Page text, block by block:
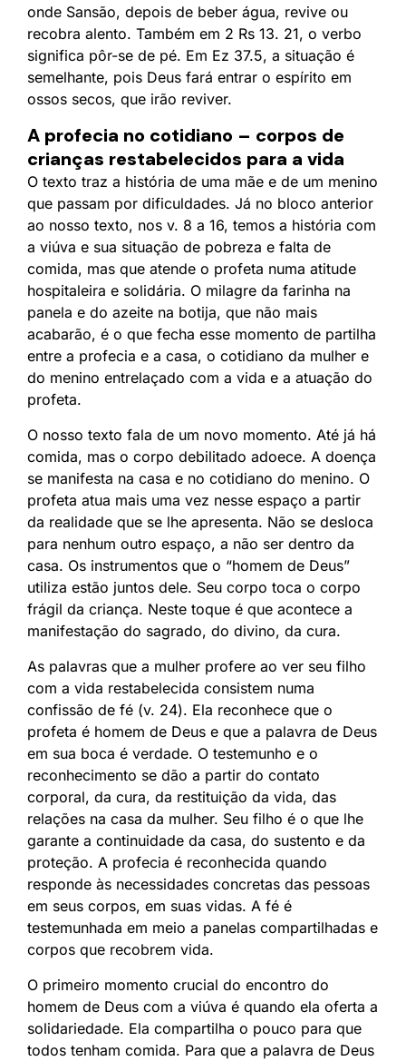
onde Sansão, depois de beber água, revive ou
recobra alento. Também em 2 Rs 13. 21, o verbo
significa pôr-se de pé. Em Ez 37.5, a situação é
semelhante, pois Deus fará entrar o espírito em
ossos secos, que irão reviver.
A profecia no cotidiano – corpos de
crianças restabelecidos para a vida
O texto traz a história de uma mãe e de um menino
que passam por dificuldades. Já no bloco anterior
ao nosso texto, nos v. 8 a 16, temos a história com
a viúva e sua situação de pobreza e falta de
comida, mas que atende o profeta numa atitude
hospitaleira e solidária. O milagre da farinha na
panela e do azeite na botija, que não mais
acabarão, é o que fecha esse momento de partilha
entre a profecia e a casa, o cotidiano da mulher e
do menino entrelaçado com a vida e a atuação do
profeta.
O nosso texto fala de um novo momento. Até já há
comida, mas o corpo debilitado adoece. A doença
se manifesta na casa e no cotidiano do menino. O
profeta atua mais uma vez nesse espaço a partir
da realidade que se lhe apresenta. Não se desloca
para nenhum outro espaço, a não ser dentro da
casa. Os instrumentos que o “homem de Deus”
utiliza estão juntos dele. Seu corpo toca o corpo
frágil da criança. Neste toque é que acontece a
manifestação do sagrado, do divino, da cura.
As palavras que a mulher profere ao ver seu filho
com a vida restabelecida consistem numa
confissão de fé (v. 24). Ela reconhece que o
profeta é homem de Deus e que a palavra de Deus
em sua boca é verdade. O testemunho e o
reconhecimento se dão a partir do contato
corporal, da cura, da restituição da vida, das
relações na casa da mulher. Seu filho é o que lhe
garante a continuidade da casa, do sustento e da
proteção. A profecia é reconhecida quando
responde às necessidades concretas das pessoas
em seus corpos, em suas vidas. A fé é
testemunhada em meio a panelas compartilhadas e
corpos que recobrem vida.
O primeiro momento crucial do encontro do
homem de Deus com a viúva é quando ela oferta a
solidariedade. Ela compartilha o pouco para que
todos tenham comida. Para que a palavra de Deus